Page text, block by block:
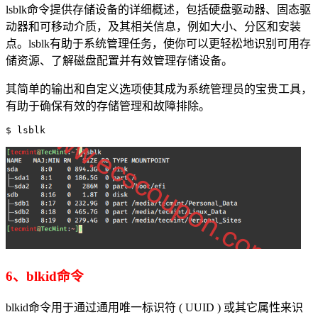
lsblk命令提供存储设备的详细概述，包括硬盘驱动器、固态驱
动器和可移动介质，及其相关信息，例如大小、分区和安装
点。lsblk有助于系统管理任务，使你可以更轻松地识别可用存
储资源、了解磁盘配置并有效管理存储设备。
其简单的输出和自定义选项使其成为系统管理员的宝贵工具，
有助于确保有效的存储管理和故障排除。
6、blkid命令
blkid命令用于通过通用唯一标识符 ( UUID ) 或其它属性来识